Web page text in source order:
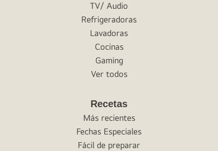
TV/ Audio
Refrigeradoras
Lavadoras
Cocinas
Gaming
Ver todos
Recetas
Más recientes
Fechas Especiales
Fácil de preparar